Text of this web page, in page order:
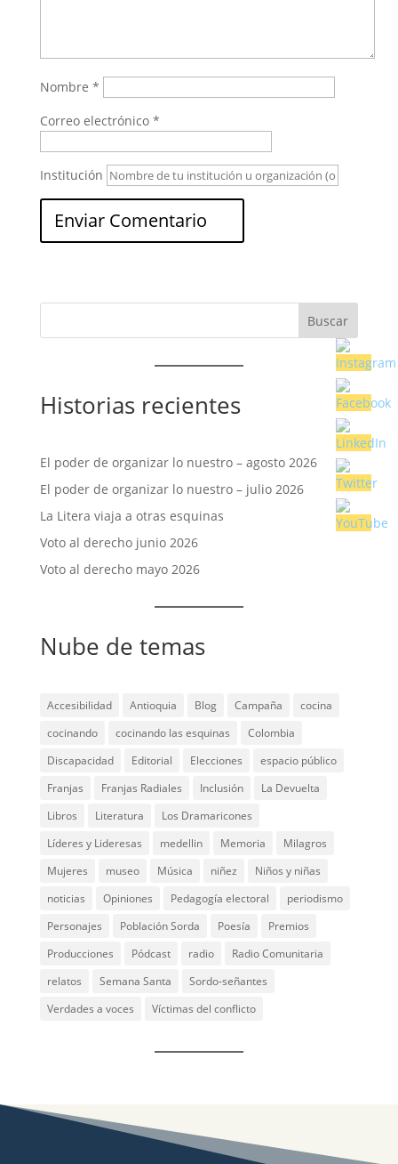
Nombre *
Correo electrónico *
Institución
Historias recientes
El poder de organizar lo nuestro – agosto 2026
El poder de organizar lo nuestro – julio 2026
La Litera viaja a otras esquinas
Voto al derecho junio 2026
Voto al derecho mayo 2026
Nube de temas
Accesibilidad Antioquia Blog Campaña
cocina
cocinando
cocinando las esquinas
Colombia
Discapacidad
Editorial Elecciones
espacio público
Franjas
Franjas Radiales Inclusión
La Devuelta
Libros
Literatura
Los Dramaricones
Líderes y Lideresas
medellin Memoria
Milagros
Mujeres
museo Música niñez
Niños y niñas
noticias
Opiniones Pedagogía electoral
periodismo
Personajes
Población Sorda Poesía
Premios
Producciones
Pódcast radio
Radio Comunitaria
relatos
Semana Santa
Sordo-señantes
Verdades a voces
Víctimas del conflicto